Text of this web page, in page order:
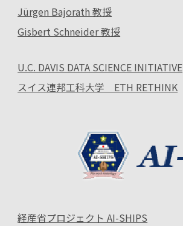
Jürgen Bajorath 教授
Gisbert Schneider 教授
U.C. DAVIS DATA SCIENCE INITIATIVE
スイス連邦工科大学 ETH RETHINK
経産省プロジェクト AI-SHIPS